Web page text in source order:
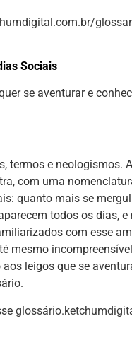
Sociais
se aventurar e
termos e neologismos.
com uma
quanto mais se
todos os dias,
com esse
mesmo
leigos que se